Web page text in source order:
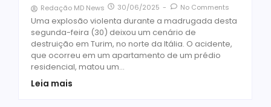
Redação MD News 30/06/2025 - No Comments
Uma explosão violenta durante a madrugada desta
segunda-feira (30) deixou um cenário de
destruição em Turim, no norte da Itália. O acidente,
que ocorreu em um apartamento de um prédio
residencial, matou um...
Leia mais